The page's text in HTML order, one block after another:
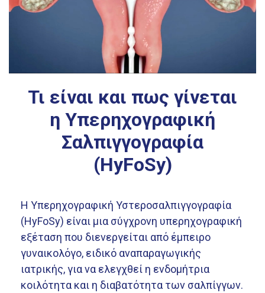
Τι είναι και πως γίνεται
η Υπερηχογραφική
Σαλπιγγογραφία
(HyFoSy)
Η Υπερηχογραφική Υστεροσαλπιγγογραφία
(HyFoSy) είναι μια σύγχρονη υπερηχογραφική
εξέταση που διενεργείται από έμπειρο
γυναικολόγο, ειδικό αναπαραγωγικής
ιατρικής, για να ελεγχθεί η ενδομήτρια
κοιλότητα και η διαβατότητα των σαλπίγγων.